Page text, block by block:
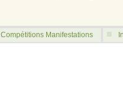
Compétitions Manifestations